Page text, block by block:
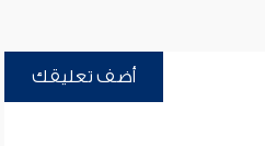
أضف تعليقك